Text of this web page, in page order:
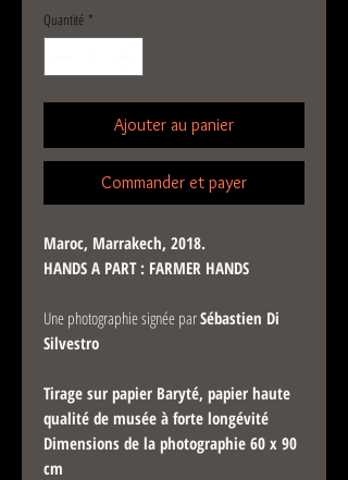
Quantité *
Ajouter au panier
Commander et payer
Maroc, Marrakech, 2018.
HANDS A PART : FARMER HANDS
Une photographie signée parSébastien Di
Silvestro
Tirage sur papier Baryté, papier haute
qualité de musée à forte longévité
Dimensions de la photographie 60 x 90
cm